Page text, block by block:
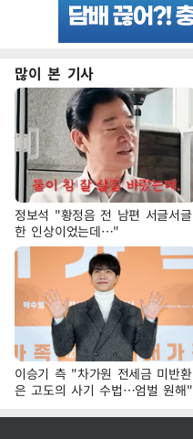
많이 본 기사
정보석 "황정음 전 남편 서글서글
한 인상이었는데…"
이승기 측 "차가원 전세금 미반환
은 고도의 사기 수법…엄벌 원해"